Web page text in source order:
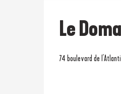
Le
74 boulevard de